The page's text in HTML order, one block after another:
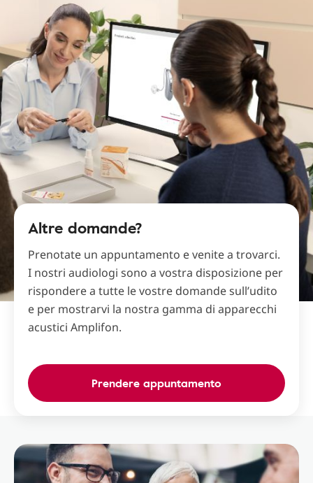
Altre domande?
Prenotate un appuntamento e venite a trovarci.
I nostri audiologi sono a vostra disposizione per
rispondere a tutte le vostre domande sull’udito
e per mostrarvi la nostra gamma di apparecchi
acustici Amplifon.
Prendere appuntamento